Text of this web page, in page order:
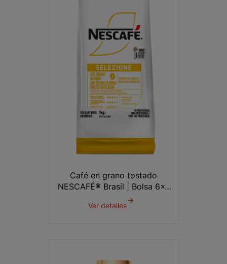
Café en grano tostado
NESCAFÉ® Brasil | Bolsa 6x1
Ver detalles